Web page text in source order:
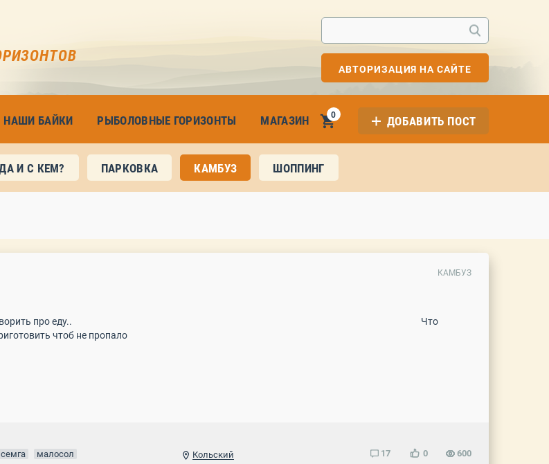
АВТОРИЗАЦИЯ НА САЙТЕ
НАШИ БАЙКИ РЫБОЛОВНЫЕ ГОРИЗОНТЫ МАГАЗИН 0 ДОБАВИТЬ ПОСТ
И С КЕМ? ПАРКОВКА КАМБУЗ ШОППИНГ
КАМБУЗ
будем говорить про еду.. Что
чтоб не пропало
семга малосол Кольский 17 0 600